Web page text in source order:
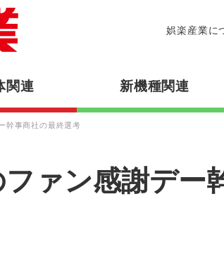
娯楽産業に
関連 新機種関連
幹事商社の最終選考
ァン感謝デー